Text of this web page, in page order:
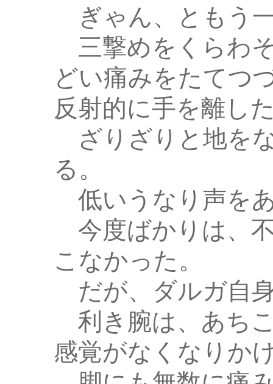
ぎゃん、ともう
三撃めをくらわ
どい痛みをたてつ
反射的に手を離し
ざりざりと地を
る。
低いうなり声を
今度ばかりは、
こなかった。
だが、ダルガ自
利き腕は、あち
感覚がなくなりか